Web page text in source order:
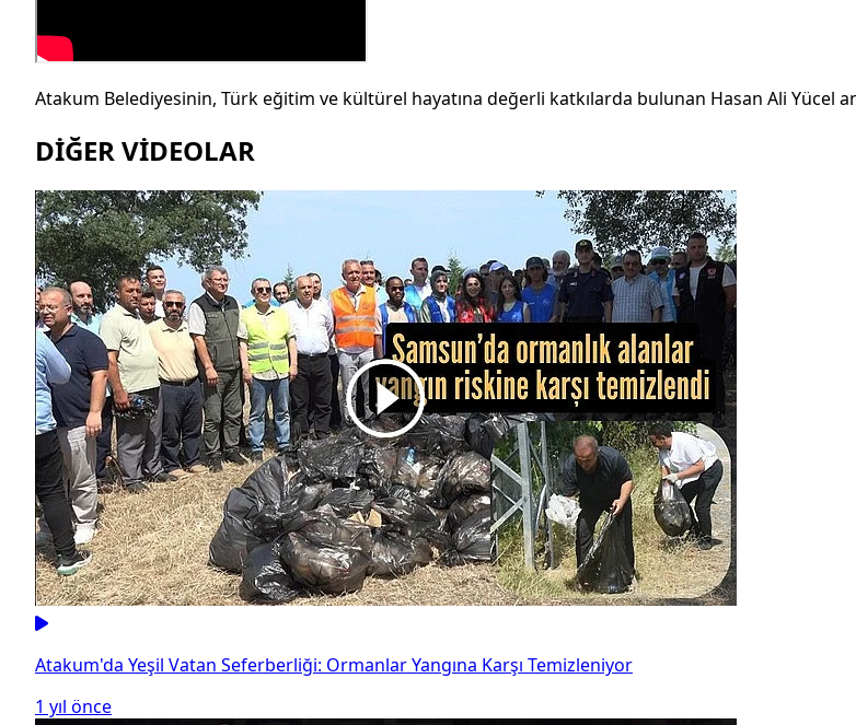
Atakum Belediyesinin, Türk eğitim ve kültürel hayatına değerli katkılarda bulunan Hasan Ali Yücel
DİĞER VİDEOLAR
Atakum'da Yeşil Vatan Seferberliği: Ormanlar Yangına Karşı Temizleniyor
1 yıl önce